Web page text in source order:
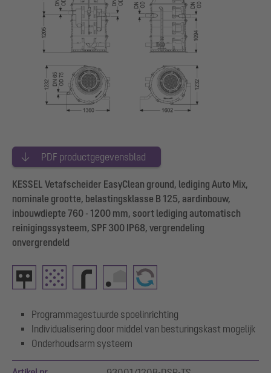
PDF productgegevensblad
KESSEL Vetafscheider EasyClean ground, lediging Auto Mix,
nominale grootte, belastingsklasse B 125, aardinbouw,
inbouwdiepte 760 - 1200 mm, soort lediging automatisch
reinigingssysteem, SPF 300 IP68, vergrendeling
onvergrendeld
Programmagestuurde spoelinrichting
Individualisering door middel van besturingskast mogelijk
Onderhoudsarm systeem